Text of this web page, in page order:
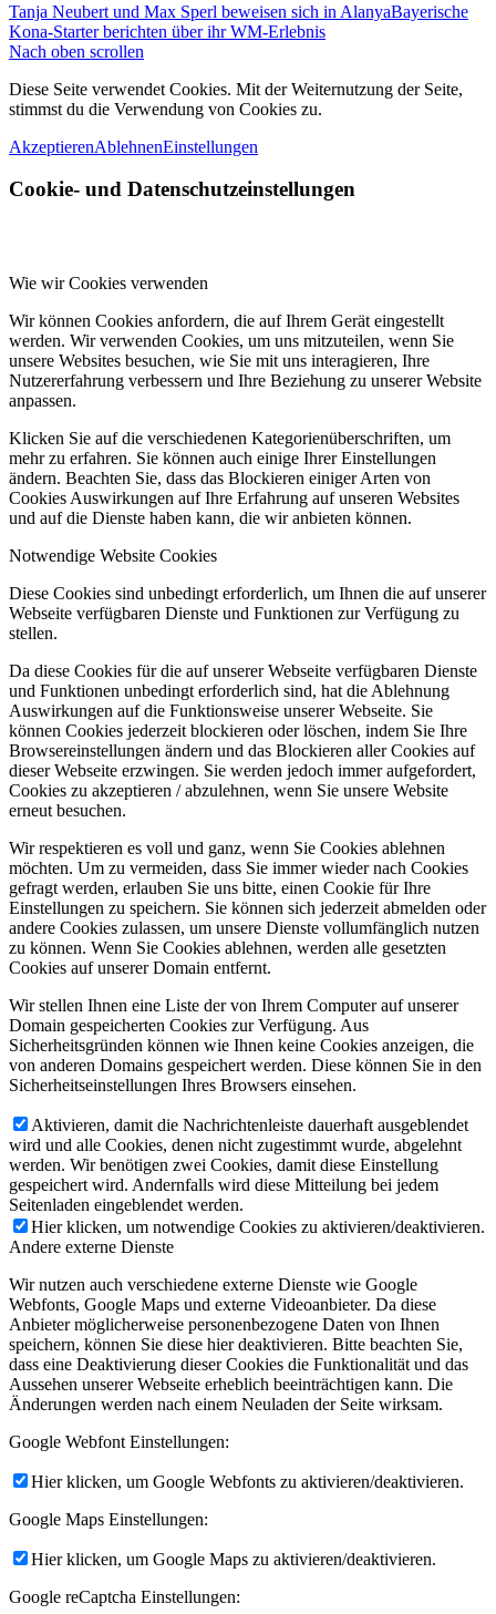
Tanja Neubert und Max Sperl beweisen sich in AlanyaBayerische
Kona-Starter berichten über ihr WM-Erlebnis
Nach oben scrollen
Diese Seite verwendet Cookies. Mit der Weiternutzung der Seite,
stimmst du die Verwendung von Cookies zu.
AkzeptierenAblehnenEinstellungen
Cookie- und Datenschutzeinstellungen
Wie wir Cookies verwenden
Wir können Cookies anfordern, die auf Ihrem Gerät eingestellt
werden. Wir verwenden Cookies, um uns mitzuteilen, wenn Sie
unsere Websites besuchen, wie Sie mit uns interagieren, Ihre
Nutzererfahrung verbessern und Ihre Beziehung zu unserer Website
anpassen.
Klicken Sie auf die verschiedenen Kategorienüberschriften, um
mehr zu erfahren. Sie können auch einige Ihrer Einstellungen
ändern. Beachten Sie, dass das Blockieren einiger Arten von
Cookies Auswirkungen auf Ihre Erfahrung auf unseren Websites
und auf die Dienste haben kann, die wir anbieten können.
Notwendige Website Cookies
Diese Cookies sind unbedingt erforderlich, um Ihnen die auf unserer
Webseite verfügbaren Dienste und Funktionen zur Verfügung zu
stellen.
Da diese Cookies für die auf unserer Webseite verfügbaren Dienste
und Funktionen unbedingt erforderlich sind, hat die Ablehnung
Auswirkungen auf die Funktionsweise unserer Webseite. Sie
können Cookies jederzeit blockieren oder löschen, indem Sie Ihre
Browsereinstellungen ändern und das Blockieren aller Cookies auf
dieser Webseite erzwingen. Sie werden jedoch immer aufgefordert,
Cookies zu akzeptieren / abzulehnen, wenn Sie unsere Website
erneut besuchen.
Wir respektieren es voll und ganz, wenn Sie Cookies ablehnen
möchten. Um zu vermeiden, dass Sie immer wieder nach Cookies
gefragt werden, erlauben Sie uns bitte, einen Cookie für Ihre
Einstellungen zu speichern. Sie können sich jederzeit abmelden oder
andere Cookies zulassen, um unsere Dienste vollumfänglich nutzen
zu können. Wenn Sie Cookies ablehnen, werden alle gesetzten
Cookies auf unserer Domain entfernt.
Wir stellen Ihnen eine Liste der von Ihrem Computer auf unserer
Domain gespeicherten Cookies zur Verfügung. Aus
Sicherheitsgründen können wie Ihnen keine Cookies anzeigen, die
von anderen Domains gespeichert werden. Diese können Sie in den
Sicherheitseinstellungen Ihres Browsers einsehen.
Aktivieren, damit die Nachrichtenleiste dauerhaft ausgeblendet
wird und alle Cookies, denen nicht zugestimmt wurde, abgelehnt
werden. Wir benötigen zwei Cookies, damit diese Einstellung
gespeichert wird. Andernfalls wird diese Mitteilung bei jedem
Seitenladen eingeblendet werden.
Hier klicken, um notwendige Cookies zu aktivieren/deaktivieren.
Andere externe Dienste
Wir nutzen auch verschiedene externe Dienste wie Google
Webfonts, Google Maps und externe Videoanbieter. Da diese
Anbieter möglicherweise personenbezogene Daten von Ihnen
speichern, können Sie diese hier deaktivieren. Bitte beachten Sie,
dass eine Deaktivierung dieser Cookies die Funktionalität und das
Aussehen unserer Webseite erheblich beeinträchtigen kann. Die
Änderungen werden nach einem Neuladen der Seite wirksam.
Google Webfont Einstellungen:
Hier klicken, um Google Webfonts zu aktivieren/deaktivieren.
Google Maps Einstellungen:
Hier klicken, um Google Maps zu aktivieren/deaktivieren.
Google reCaptcha Einstellungen: